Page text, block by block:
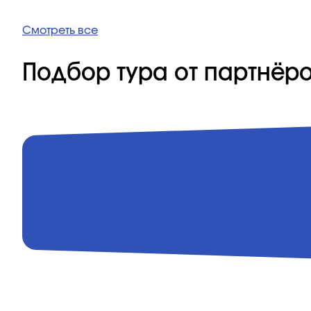
Смотреть все
Подбор тура от